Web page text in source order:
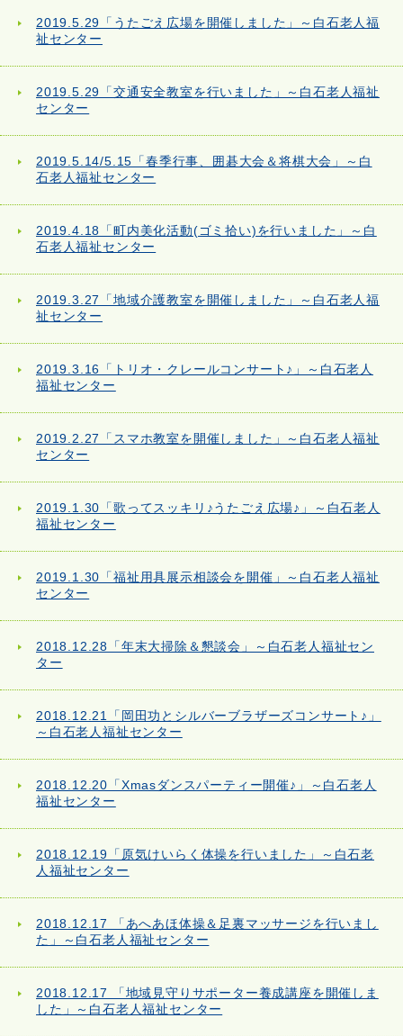
2019.5.29「うたごえ広場を開催しました」～白石老人福
祉センター
2019.5.29「交通安全教室を行いました」～白石老人福祉
センター
2019.5.14/5.15「春季行事、囲碁大会＆将棋大会」～白
石老人福祉センター
2019.4.18「町内美化活動(ゴミ拾い)を行いました」～白
石老人福祉センター
2019.3.27「地域介護教室を開催しました」～白石老人福
祉センター
2019.3.16「トリオ・クレールコンサート♪」～白石老人
福祉センター
2019.2.27「スマホ教室を開催しました」～白石老人福祉
センター
2019.1.30「歌ってスッキリ♪うたごえ広場♪」～白石老人
福祉センター
2019.1.30「福祉用具展示相談会を開催」～白石老人福祉
センター
2018.12.28「年末大掃除＆懇談会」～白石老人福祉セン
ター
2018.12.21「岡田功とシルバーブラザーズコンサート♪」
～白石老人福祉センター
2018.12.20「Xmasダンスパーティー開催♪」～白石老人
福祉センター
2018.12.19「原気けいらく体操を行いました」～白石老
人福祉センター
2018.12.17 「あへあほ体操＆足裏マッサージを行いまし
た」～白石老人福祉センター
2018.12.17 「地域見守りサポーター養成講座を開催しま
した」～白石老人福祉センター